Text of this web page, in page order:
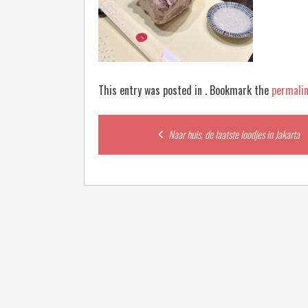
This entry was posted in . Bookmark the
navigation
Naar huis, de laatste loodjes in Jakarta